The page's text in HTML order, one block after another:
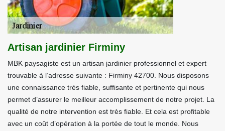
Artisan jardinier Firminy
MBK paysagiste est un artisan jardinier professionnel et expert
trouvable à l’adresse suivante : Firminy 42700. Nous disposons
une connaissance très fiable, suffisante et pertinente qui nous
permet d’assurer le meilleur accomplissement de notre projet. La
qualité de notre intervention est très fiable. Et cela est profitable
avec un coût d’opération à la portée de tout le monde. Nous